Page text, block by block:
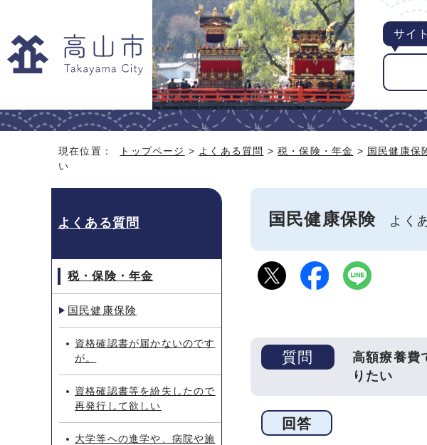
サイ
現在位置： トップページ > よくある質問 >税・保険・年金 > 国民健康保
い
国民健康保険 よく
質問
高額療養費
りたい
回答
よくある質問
税・保険・年金
国民健康保険
資格確認書が届かないのです
が。
資格確認書等を紛失したので
再発行して欲しい
大学等への進学や、病院や施